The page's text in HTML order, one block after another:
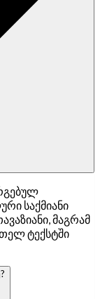
საქმიანი
მაგრამ
ტექსტში